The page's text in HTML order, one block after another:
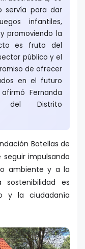
servía para dar
infantiles,
promoviendo la
es fruto del
público y el
de ofrecer
en el futuro
Fernanda
del Distrito
Botellas de
impulsando
ambiente y a la
es
y la ciudadanía